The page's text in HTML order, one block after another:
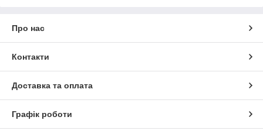
Про нас
Контакти
Доставка та оплата
Графік роботи